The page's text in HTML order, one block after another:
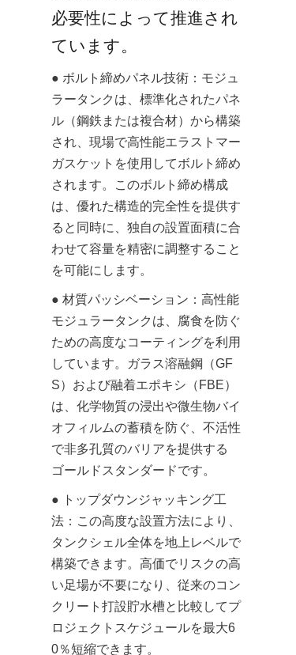
必要性によって推進され
ています。
● ボルト締めパネル技術：モジュ
ラータンクは、標準化されたパネ
ル（鋼鉄または複合材）から構築
され、現場で高性能エラストマー
ガスケットを使用してボルト締め
されます。このボルト締め構成
は、優れた構造的完全性を提供す
ると同時に、独自の設置面積に合
わせて容量を精密に調整すること
を可能にします。
● 材質パッシベーション：高性能
モジュラータンクは、腐食を防ぐ
ための高度なコーティングを利用
しています。ガラス溶融鋼（GF
S）および融着エポキシ（FBE）
は、化学物質の浸出や微生物バイ
オフィルムの蓄積を防ぐ、不活性
で非多孔質のバリアを提供する
ゴールドスタンダードです。
● トップダウンジャッキング工
法：この高度な設置方法により、
タンクシェル全体を地上レベルで
構築できます。高価でリスクの高
い足場が不要になり、従来のコン
クリート打設貯水槽と比較してプ
ロジェクトスケジュールを最大6
0％短縮できます。